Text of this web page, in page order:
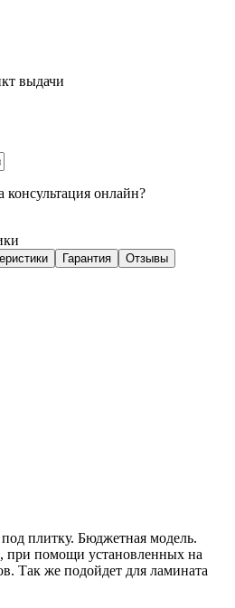
выдачи
онлайн?
Гарантия Отзывы
плитку. Бюджетная модель.
при помощи установленных на
Так же подойдет для ламината